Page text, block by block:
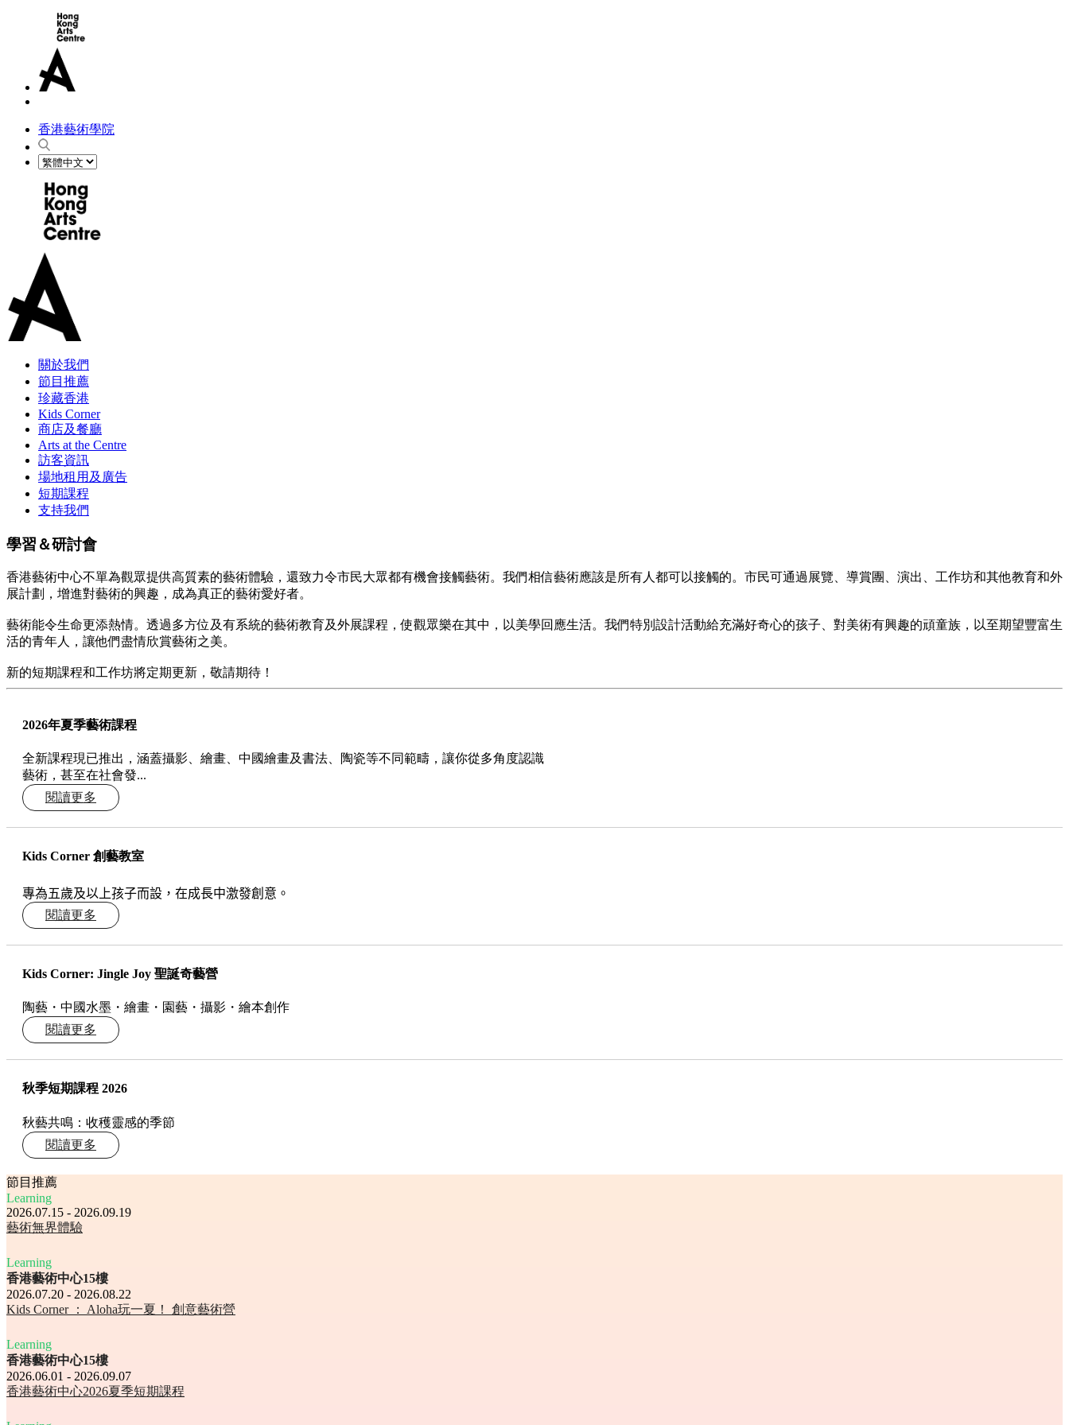
香港藝術學院
關於我們
節目推薦
珍藏香港
Kids Corner
商店及餐廳
Arts at the Centre
訪客資訊
場地租用及廣告
短期課程
支持我們
學習＆研討會
香港藝術中心不單為觀眾提供高質素的藝術體驗，還致力令市民大眾都有機會接觸藝術。我們相信藝術應該是所有人都可以接觸的。市民可通過展覽、導賞團、演出、工作坊和其他教育和外
展計劃，增進對藝術的興趣，成為真正的藝術愛好者。
藝術能令生命更添熱情。透過多方位及有系統的藝術教育及外展課程，使觀眾樂在其中，以美學回應生活。我們特別設計活動給充滿好奇心的孩子、對美術有興趣的頑童族，以至期望豐富生
活的青年人，讓他們盡情欣賞藝術之美。
新的短期課程和工作坊將定期更新，敬請期待！
2026年夏季藝術課程
全新課程現已推出，涵蓋攝影、繪畫、中國繪畫及書法、陶瓷等不同範疇，讓你從多角度認識
藝術，甚至在社會發...
閱讀更多
Kids Corner 創藝教室
專為五歲及以上孩子而設，在成長中激發創意。
閱讀更多
Kids Corner: Jingle Joy 聖誕奇藝營
陶藝・中國水墨・繪畫・園藝・攝影・繪本創作
閱讀更多
秋季短期課程 2026
秋藝共鳴：收穫靈感的季節
閱讀更多
節目推薦
Learning
2026.07.15 - 2026.09.19
藝術無界體驗
Learning
香港藝術中心15樓
2026.07.20 - 2026.08.22
Kids Corner ： Aloha玩一夏！ 創意藝術營
Learning
香港藝術中心15樓
2026.06.01 - 2026.09.07
香港藝術中心2026夏季短期課程